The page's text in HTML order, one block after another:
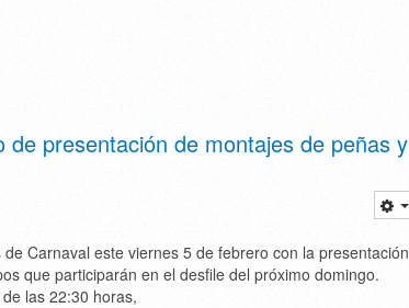
presentación de montajes de peñas y
Carnaval este viernes 5 de febrero con la presentación
que participarán en el desfile del próximo domingo.
las 22:30 horas,